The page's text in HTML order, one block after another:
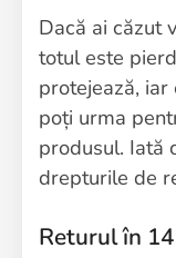
Dacă ai căzut
totul este
protejează,
poți urma
produsul. Iată
drepturile de
Returul în